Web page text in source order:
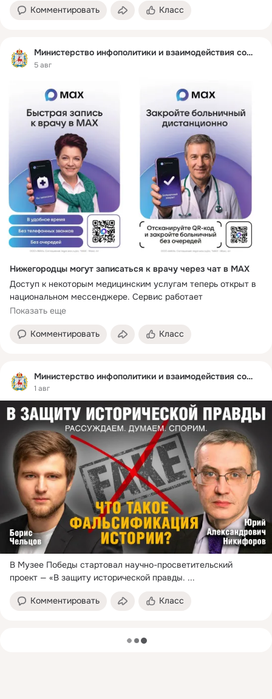
Комментировать Класс
Министерство инфополитики и взаимодействия со СМИ
5 авг
Нижегородцы могут записаться к врачу через чат в MAX
Доступ к некоторым медицинским услугам теперь открыт в
национальном мессенджере. Сервис работает
круглосуточно и позволяет записаться на прием без звонков
В чат-боте можно:
● скорректировать/отменить запись;
● записаться на телемедицинскую консультацию;
● закрыть листок нетрудоспособности дистанционно.
Чтобы воспользоваться сервисом, нужно перейти в чат-бот
по ссылке max.ru/nnov_minzdrav_bot и следовать
подсказкам.
Наш канал в MAX
max.ru/mip_nobl
Канал в MAX Нижегородская область max.ru/nobl
Показать еще
Комментировать Класс
Министерство инфополитики и взаимодействия со СМИ
1 авг
В Музее Победы стартовал научно-просветительский
проект — «В защиту исторической правды. ...
Комментировать Класс